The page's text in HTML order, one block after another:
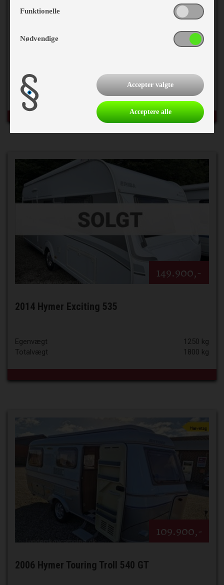
199.900,-
Egenvægt
1280 kg
Totalvægt
1800 kg
149.900,-
2014 Hymer Exciting 535
Egenvægt
1250 kg
Totalvægt
1800 kg
109.900,-
2006 Hymer Touring Troll 540 GT
Funktionelle
Nødvendige
Accepter valgte
Acceptere alle